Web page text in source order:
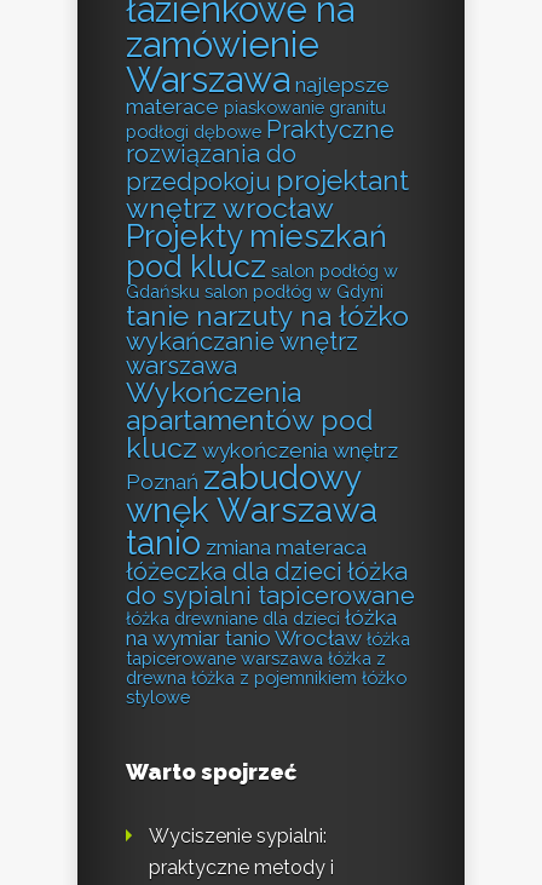
łazienkowe na
zamówienie
Warszawa najlepsze
materace piaskowanie granitu
podłogi dębowe Praktyczne
rozwiązania do
przedpokoju projektant
wnętrz wrocław
Projekty mieszkań
pod klucz salon podłóg w
Gdańsku salon podłóg w Gdyni
tanie narzuty na łóżko
wykańczanie wnętrz
warszawa
Wykończenia
apartamentów pod
klucz wykończenia wnętrz
Poznań zabudowy
wnęk Warszawa
tanio zmiana materaca
łóżeczka dla dzieci łóżka
do sypialni tapicerowane
łóżka drewniane dla dzieci łóżka
na wymiar tanio Wrocław łóżka
tapicerowane warszawa łóżka z
drewna łóżka z pojemnikiem łóżko
stylowe
Warto spojrzeć
Wyciszenie sypialni:
praktyczne metody i